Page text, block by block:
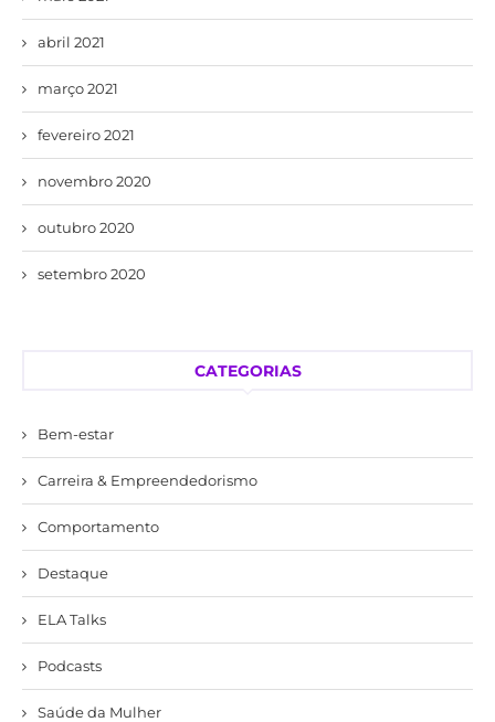
abril 2021
março 2021
fevereiro 2021
novembro 2020
outubro 2020
setembro 2020
CATEGORIAS
Bem-estar
Carreira & Empreendedorismo
Comportamento
Destaque
ELA Talks
Podcasts
Saúde da Mulher